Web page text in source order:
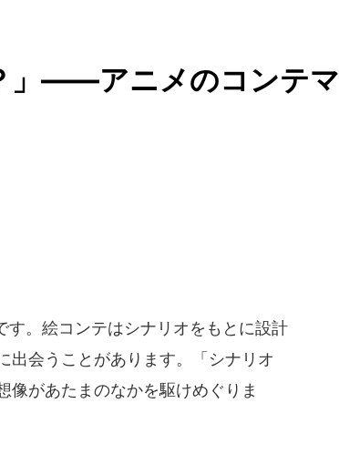
」――アニメのコンテマ
。絵コンテはシナリオをもとに設計
出会うことがあります。「シナリオ
像があたまのなかを駆けめぐりま